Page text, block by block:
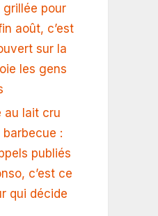
grillée pour
août, c’est
sur la
les gens
au lait cru
:
publiés
c’est ce
qui décide